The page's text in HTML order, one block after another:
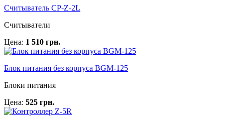
Считыватель CP-Z-2L
Считыватели
Цена: 1 510 грн.
Блок питания без корпуса BGM-125
Блоки питания
Цена: 525 грн.